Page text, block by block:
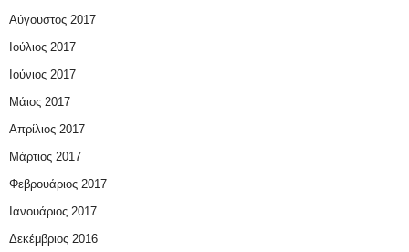
Αύγουστος 2017
Ιούλιος 2017
Ιούνιος 2017
Μάιος 2017
Απρίλιος 2017
Μάρτιος 2017
Φεβρουάριος 2017
Ιανουάριος 2017
Δεκέμβριος 2016